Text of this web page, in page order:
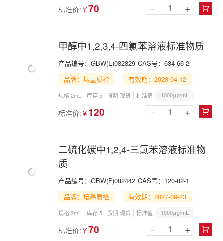
标准价: ￥70 
- +
甲醇中1,2,3,4-四氯苯溶液标准物质
产品编号： GBW(E)082829 CAS号： 634-66-2
品牌：坛墨质检
有效期：2028-04-12
规格 2mL 库存 5 货期 现货 标准值 1000μg/mL
标准价: ￥ 120 
- +
二硫化碳中1,2,4-三氯苯溶液标准物
质
产品编号： GBW(E)082442 CAS号： 120-82-1
品牌：坛墨质检
有效期：2027-09-23
规格 2mL 库存 5 货期 现货 标准值 1000μg/mL
标准价: ￥70 
- +